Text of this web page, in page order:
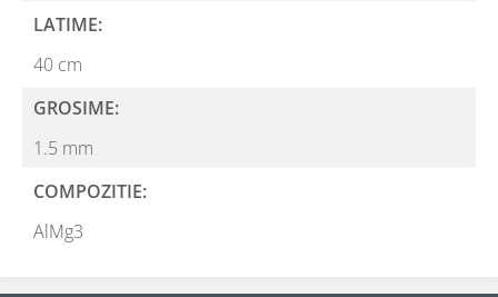
LATIME:
40 cm
GROSIME:
1.5 mm
COMPOZITIE:
AlMg3